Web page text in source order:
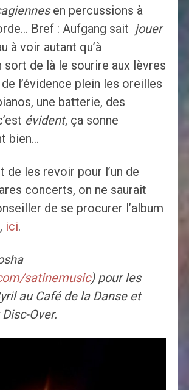
en percussions à
Bref : Aufgang sait jouer
à voir autant qu’à
sort de là le sourire aux lèvres
l’évidence plein les oreilles
une batterie, des
évident, ça sonne
bien…
de les revoir pour l’un de
concerts, on ne saurait
de se procurer l’album
ici.
satinemusic) pour les
au Café de la Danse et
Over.